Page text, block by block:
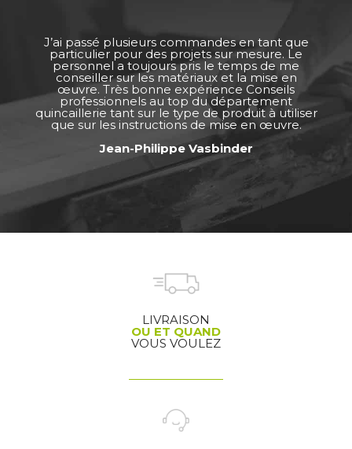
J’ai passé plusieurs commandes en tant que
particulier pour des projets sur mesure. Le
personnel a toujours pris le temps de me
conseiller sur les matériaux et la mise en
œuvre. Très bonne expérience Conseils
professionnels au top du département
quincaillerie tant sur le type de produit à utiliser
que sur les instructions de mise en œuvre.
Jean-Philippe Vasbinder
LIVRAISON
OU ET QUAND
VOUS VOULEZ